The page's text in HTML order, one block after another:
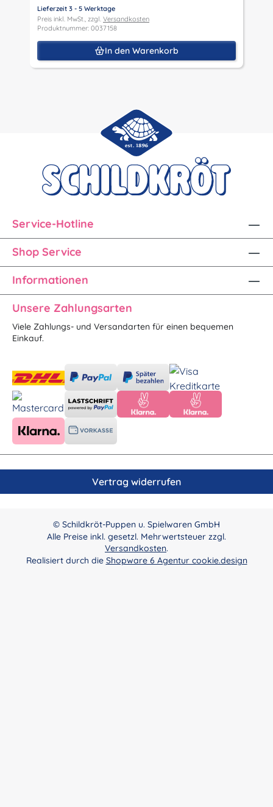
Lieferzeit 3 - 5 Werktage
Preis inkl. MwSt., zzgl. Versandkosten
Produktnummer: 0037158
In den Warenkorb
Service-Hotline
Shop Service
Informationen
Unsere Zahlungsarten
Viele Zahlungs- und Versandarten für einen bequemen
Einkauf.
Vertrag widerrufen
© Schildkröt-Puppen u. Spielwaren GmbH
Alle Preise inkl. gesetzl. Mehrwertsteuer zzgl.
Versandkosten.
Realisiert durch die Shopware 6 Agentur cookie.design